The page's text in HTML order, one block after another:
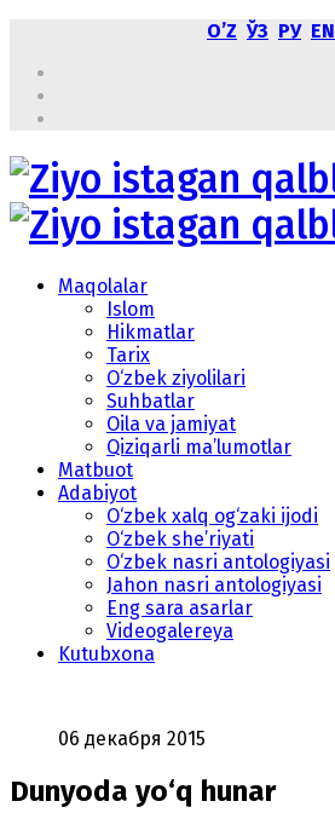
OʼZ ЎЗ РУ EN
Maqolalar
Islom
Hikmatlar
Tarix
O‘zbek ziyolilari
Suhbatlar
Oila va jamiyat
Qiziqarli ma’lumotlar
Matbuot
Adabiyot
O‘zbek xalq og‘zaki ijodi
O‘zbek she’riyati
O‘zbek nasri antologiyasi
Jahon nasri antologiyasi
Eng sara asarlar
Videogalereya
Kutubxona
06 декабря 2015
Dunyoda yo‘q hunar